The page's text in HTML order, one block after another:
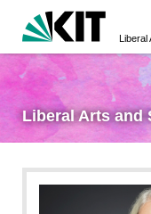
Liberal
Liberal Arts and